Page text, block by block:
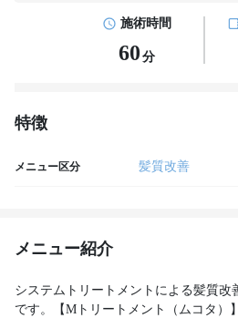
施術時間
60 分
特徴
メニュー区分 髪質改善
メニュー紹介
システムトリートメントによる髪質改
です。【Mトリートメント（ムコタ）